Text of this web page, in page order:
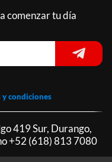
comenzar tu día
condiciones
419 Sur, Durango,
+52 (618) 813 7080